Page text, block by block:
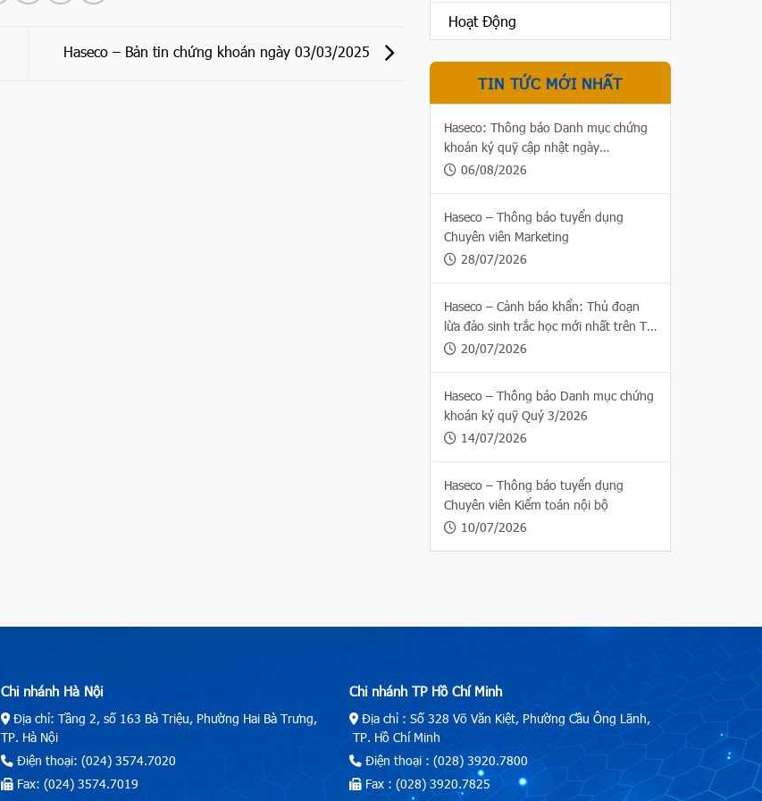
Haseco – Bản tin chứng khoán ngày 03/03/2025
Hoạt Động
TIN TỨC MỚI NHẤT
Haseco: Thông báo Danh mục chứng
khoán ký quỹ cập nhật ngày
06/08/2026
06/08/2026
Haseco – Thông báo tuyển dụng
Chuyên viên Marketing
28/07/2026
Haseco – Cảnh báo khẩn: Thủ đoạn
lừa đảo sinh trắc học mới nhất trên Thị
trường chứng khoán
20/07/2026
Haseco – Thông báo Danh mục chứng
khoán ký quỹ Quý 3/2026
14/07/2026
Haseco – Thông báo tuyển dụng
Chuyên viên Kiểm toán nội bộ
10/07/2026
Chi nhánh Hà Nội
Địa chỉ: Tầng 2, số 163 Bà Triệu, Phường Hai Bà Trưng,
TP. Hà Nội
Điện thoại: (024) 3574.7020
Fax: (024) 3574.7019
Chi nhánh TP Hồ Chí Minh
Địa chỉ : Số 328 Võ Văn Kiệt, Phường Cầu Ông Lãnh,
TP. Hồ Chí Minh
Điện thoại : (028) 3920.7800
Fax : (028) 3920.7825